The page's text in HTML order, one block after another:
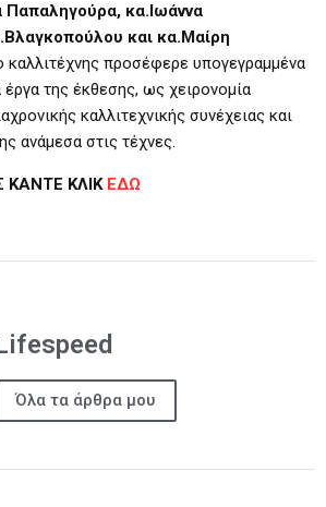
Παπαληγούρα, κα.Ιωάννα
και κα.Μαίρη
καλλιτέχνης προσέφερε υπογεγραμμένα
της έκθεσης, ως χειρονομία
καλλιτεχνικής συνέχειας και
ανάμεσα στις τέχνες.
ΚΑΝΤΕ ΚΛΙΚ ΕΔΩ
Όλα τα άρθρα μου